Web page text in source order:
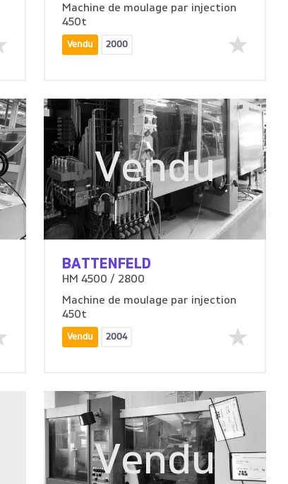
Machine de moulage par injection
450t
Vendu 2000
Vendu
BATTENFELD
HM 4500 / 2800
Machine de moulage par injection
450t
Vendu 2004
Vendu